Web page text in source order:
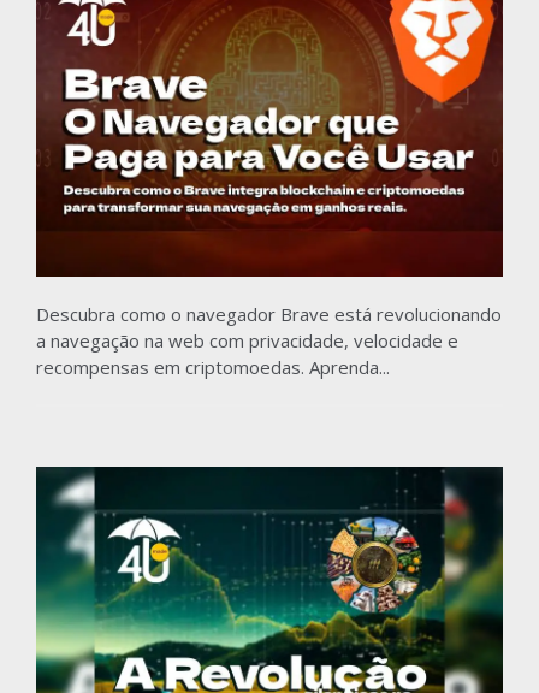
Descubra como o navegador Brave está revolucionando
a navegação na web com privacidade, velocidade e
recompensas em criptomoedas. Aprenda...